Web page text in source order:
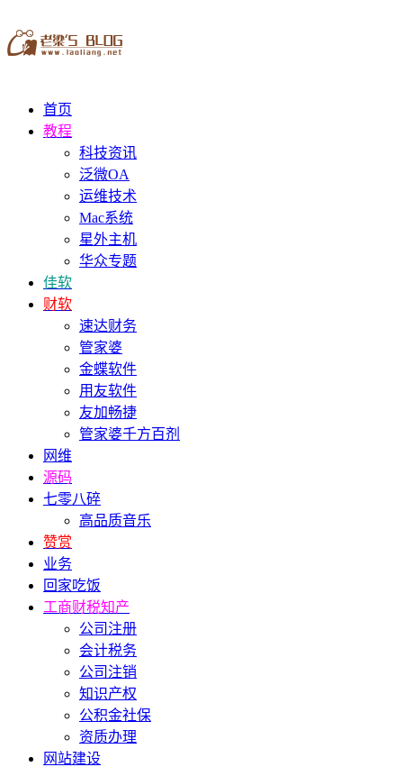
首页
教程
科技资讯
泛微OA
运维技术
Mac系统
星外主机
华众专题
佳软
财软
速达财务
管家婆
金蝶软件
用友软件
友加畅捷
管家婆千方百剂
网维
源码
七零八碎
高品质音乐
赞赏
业务
回家吃饭
工商财税知产
公司注册
会计税务
公司注销
知识产权
公积金社保
资质办理
网站建设